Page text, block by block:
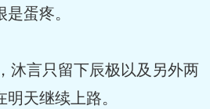
蛋疼。
言只留下辰极以及另外两
天继续上路。